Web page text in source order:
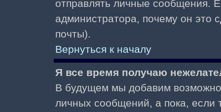
отправлять личные сообщения.
администратора, почему он это
почты).
Вернуться к началу
Я все время получаю
В будущем мы добавим
личных сообщений, а пока, если